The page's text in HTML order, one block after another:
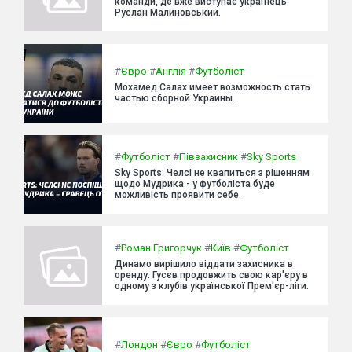
Руслан Малиновський.
#Євро #Англія #Футболіст
Мохамед Салах имеет возможность стать
частью сборной Украины.
#Футболіст #Півзахисник #Sky Sports
Sky Sports: Челсі не квапиться з рішенням
щодо Мудрика - у футболіста буде
можливість проявити себе.
#Роман Григорчук #Київ #Футболіст
Динамо вирішило віддати захисника в
оренду. Гусєв продовжить свою кар'єру в
одному з клубів української Прем'єр-ліги.
#Лондон #Євро #Футболіст